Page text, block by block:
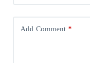
Add Comment*